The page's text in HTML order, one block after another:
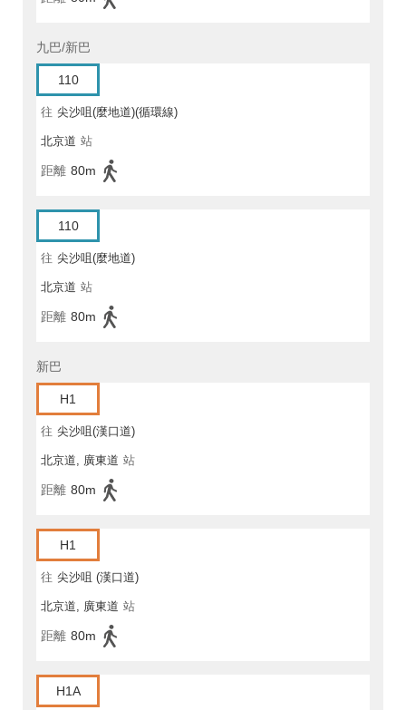
九巴/新巴
110
往 尖沙咀(麼地道)(循環線)
北京道 站
距離 80m
110
往 尖沙咀(麼地道)
北京道 站
距離 80m
新巴
H1
往 尖沙咀(漢口道)
北京道, 廣東道 站
距離 80m
H1
往 尖沙咀 (漢口道)
北京道, 廣東道 站
距離 80m
H1A